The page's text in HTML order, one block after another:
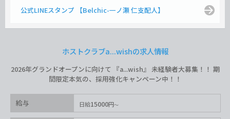
公式LINEスタンプ 【Belchic-一ノ瀬 仁支配人】
ホストクラブa...wishの求人情報
2026年グランドオープンに向けて 『a...wish』 未経験者大募集！！ 期
間限定本気の、採用強化キャンペーン中！！
給与 日給15000円